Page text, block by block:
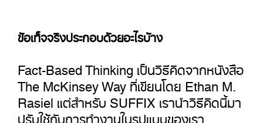
ข้อเท็จจริงประกอบด้วยอะไรบ้าง
Fact-Based Thinking เป็นวิธีคิดจากหนังสือ
The McKinsey Way ที่เขียนโดย Ethan M.
Rasiel แต่สำหรับ SUFFIX เรานำวิธีคิดนี้มา
ปรับใช้กับการทำงานในรูปแบบของเรา